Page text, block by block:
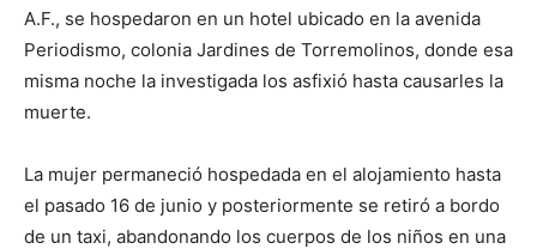
A.F., se hospedaron en un hotel ubicado en la avenida
Periodismo, colonia Jardines de Torremolinos, donde esa
misma noche la investigada los asfixió hasta causarles la
muerte.
La mujer permaneció hospedada en el alojamiento hasta
el pasado 16 de junio y posteriormente se retiró a bordo
de un taxi, abandonando los cuerpos de los niños en una